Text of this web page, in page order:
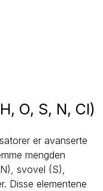
O, S, N, Cl)
er avanserte
mengden
svovel (S),
Disse elementene